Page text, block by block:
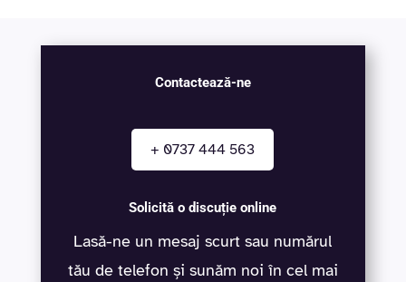
Contactează-ne
+ 0737 444 563
Solicită o discuție online
Lasă-ne un mesaj scurt sau numărul
tău de telefon și sunăm noi în cel mai